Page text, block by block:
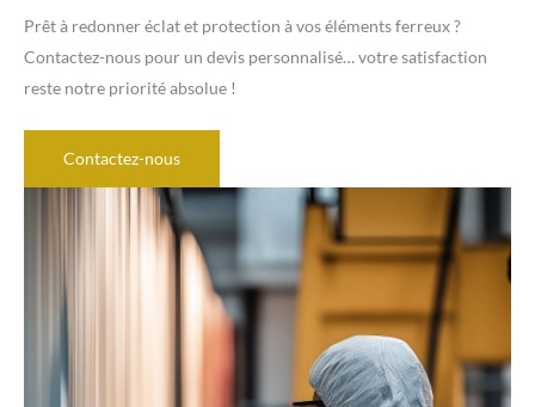
Prêt à redonner éclat et protection à vos éléments ferreux ?
Contactez-nous pour un devis personnalisé… votre satisfaction
reste notre priorité absolue !
Contactez-nous